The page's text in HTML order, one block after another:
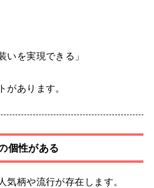
いを実現できる」
があります。
個性がある
気柄や流行が存在します。